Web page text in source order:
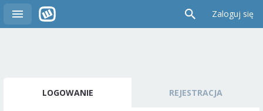
Zaloguj się
LOGOWANIE REJESTRACJA